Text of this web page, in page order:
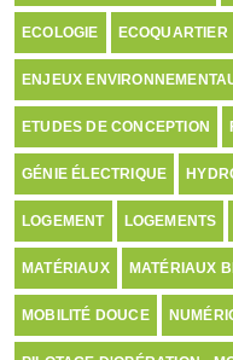
ECOLOGIE ECOQUARTIER
ENJEUX
ETUDES DE CONCEPTION
GÉNIE ÉLECTRIQUE
LOGEMENT LOGEMENTS
MATÉRIAUX MATÉRIAUX
MOBILITÉ DOUCE